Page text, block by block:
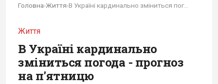
Головна›Життя› В Україні кардинально зміниться погода -...
Життя
В Україні кардинально
зміниться погода - прогноз
на п'ятницю